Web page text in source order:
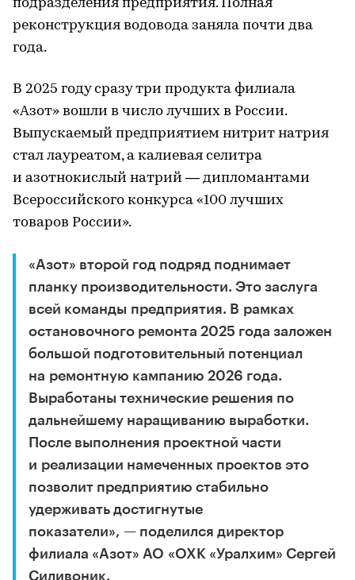
подразделения предприятия. Полная
реконструкция водовода заняла почти два
года.
В 2025 году сразу три продукта филиала
«Азот» вошли в число лучших в России.
Выпускаемый предприятием нитрит натрия
стал лауреатом, а калиевая селитра
и азотнокислый натрий — дипломантами
Всероссийского конкурса «100 лучших
товаров России».
«Азот» второй год подряд поднимает
планку производительности. Это заслуга
всей команды предприятия. В рамках
остановочного ремонта 2025 года заложен
большой подготовительный потенциал
на ремонтную кампанию 2026 года.
Выработаны технические решения по
дальнейшему наращиванию выработки.
После выполнения проектной части
и реализации намеченных проектов это
позволит предприятию стабильно
удерживать достигнутые
показатели», — поделился директор
филиала «Азот» АО «ОХК «Уралхим» Сергей
Силивоник.